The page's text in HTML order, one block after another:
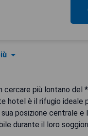
cercare più lontano del
è il rifugio ideale
posizione centrale e
durante il loro